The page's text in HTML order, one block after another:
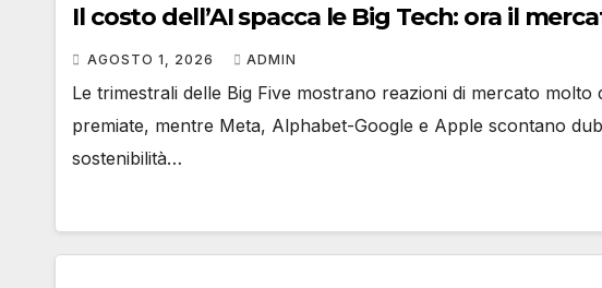
Il costo dell’AI spacca le Big Tech: ora il
AGOSTO 1, 2026 ADMIN
Le trimestrali delle Big Five mostrano reazioni di mercato
premiate, mentre Meta, Alphabet-Google e Apple scontano
sostenibilità…